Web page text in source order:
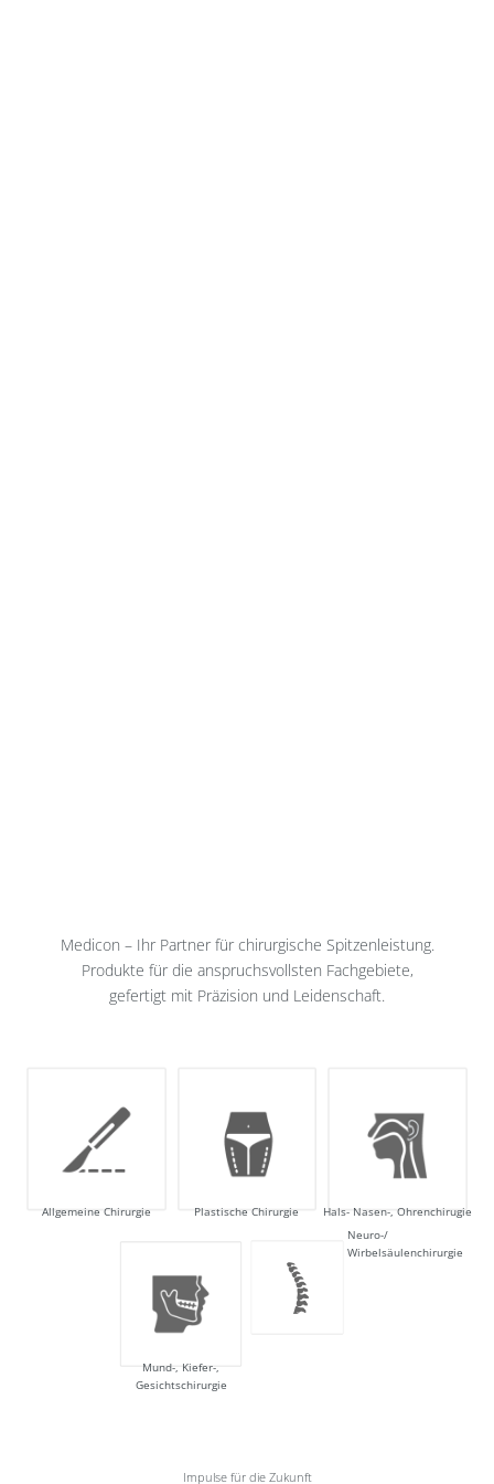
Medicon – Ihr Partner für chirurgische Spitzenleistung.
Produkte für die anspruchsvollsten Fachgebiete,
gefertigt mit Präzision und Leidenschaft.
Allgemeine Chirurgie Plastische Chirurgie Hals- Nasen-, Ohrenchirugie
Mund-, Kiefer-,
Gesichtschirurgie
Neuro-/
Wirbelsäulenchirurgie
Impulse für die Zukunft